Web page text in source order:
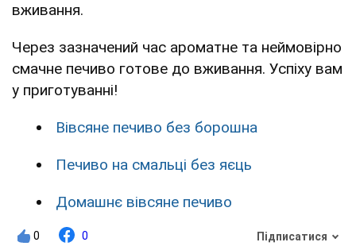
вживання.
Через зазначений час ароматне та неймовірно
смачне печиво готове до вживання. Успіху вам
у приготуванні!
Вівсяне печиво без борошна
Печиво на смальці без яєць
Домашнє вівсяне печиво
0 0 Підписатися